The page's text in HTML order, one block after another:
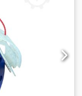
02x
tegen